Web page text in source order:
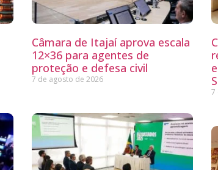
Câmara de Itajaí aprova escala
12×36 para agentes de
proteção e defesa civil
7 de agosto de 2026
7